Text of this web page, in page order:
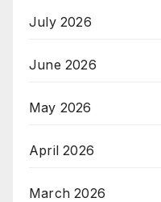
July 2026
June 2026
May 2026
April 2026
March 2026